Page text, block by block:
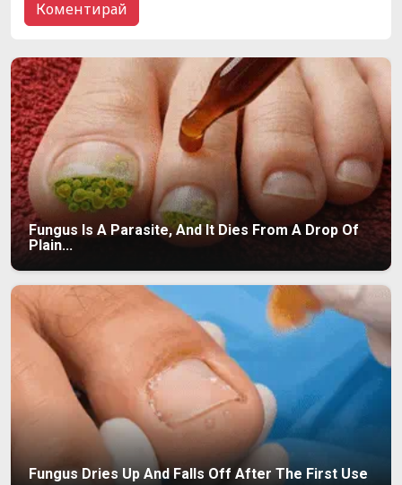
Fungus Is A Parasite, And It Dies From A Drop Of
Plain...
Fungus Dries Up And Falls Off After The First Use